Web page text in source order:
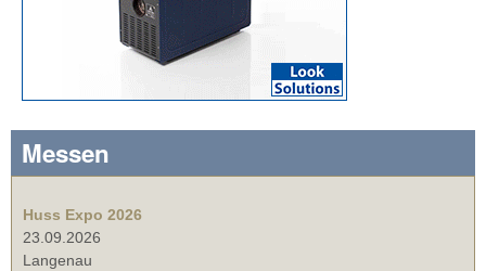
Messen
Huss Expo 2026
23.09.2026
Langenau